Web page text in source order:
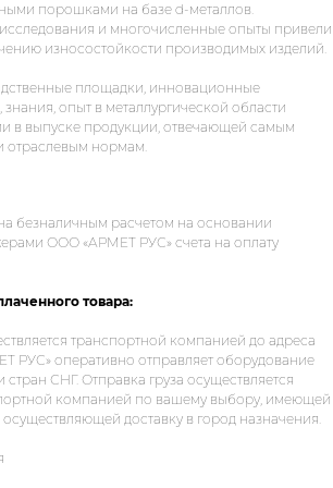
порошками на базе d-металлов.
и многочисленные опыты привели
износостойкости производимых изделий.
площадки, инновационные
опыт в металлургической области
в выпуске продукции, отвечающей самым
отраслевым нормам.
безналичным расчетом на основании
ООО «АРМЕТ РУС» счета на оплату
товара:
транспортной компанией до адреса
РУС» оперативно отправляет оборудование
СНГ. Отправка груза осуществляется
компанией по вашему выбору, имеющей
осуществляющей доставку в город назначения.
и ваше
с вами сегодня
которая
понять вашу
её в поле ниже.